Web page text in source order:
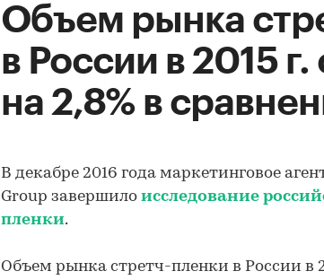
Объем рынка
в России в 2015
на 2,8% в
В декабре 2016 года маркетинговое
Group завершило исследование
пленки.
Объем рынка стретч-пленки в России в